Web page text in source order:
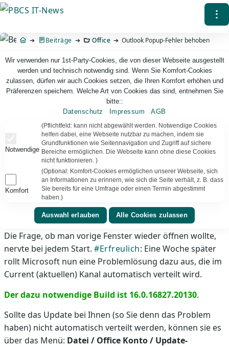
Direkt
Inhalt
⁝
Beiträge Office Outlook Popup-Fehler behoben
PBCS IT-News – IT. Web. Einfach. Webdesign, Analyse & Beratung
Outlook Popup-Fehler behoben
Im aktuellen (monatlichen) Update-Kanal von Microsoft
(Office) 365 hatte sich mit den September-Updates ein
Fehler eingeschlichen, der dazu führte, dass Outlook (die
Desktop-Win32-Anwendung) bei jedem Start meinte, sie
wäre nicht richtig geschlossen worden.
Die Frage, ob man vorige Fenster wieder öffnen wollte,
nervte bei jedem Start. #Erfreulich: Eine Woche später
rollt Microsoft nun eine Problemlösung dazu aus, die im
Current (aktuellen) Kanal automatisch verteilt wird.
Der dazu notwendige Build ist 16.0.16827.20130.
Sollte das Update bei Ihnen (so Sie denn das Problem
haben) nicht automatisch verteilt werden, können sie es
über das Menü: Datei / Office Konto / Update-
Wir verwenden nur 1st-Party-Cookies, die von dieser Webseite ausgestellt
werden und technisch notwendig sind. Wenn Sie Komfort-Cookies
zulassen, dürfen wir auch Cookies setzen, die Ihren Komfort erhöhen und
Präferenzen speichern. Welche Art von Cookies das sind, entnehmen Sie
bitte::
Datenschutz
Impressum AGB
Notwendige
(Pflichtfeld: kann nicht abgewählt werden. Notwendige Cookies
helfen dabei, eine Webseite nutzbar zu machen, indem sie
Grundfunktionen wie Seitennavigation und Zugriff auf sichere
Bereiche ermöglichen. Die Webseite kann ohne diese Cookies
nicht funktionieren. )
Komfort
(Optional: Komfort-Cookies ermöglichen unserer Webseite, sich
an Informationen zu erinnern, wie sich die Seite verhält, z. B. dass
Sie bereits für eine Umfrage oder einen Termin abgestimmt
haben.)